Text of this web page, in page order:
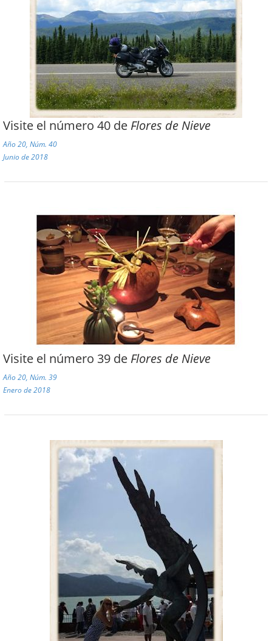
Visite el número 40 de Flores de Nieve
Año 20, Núm. 40
Junio de 2018
Visite el número 39 de Flores de Nieve
Año 20, Núm. 39
Enero de 2018